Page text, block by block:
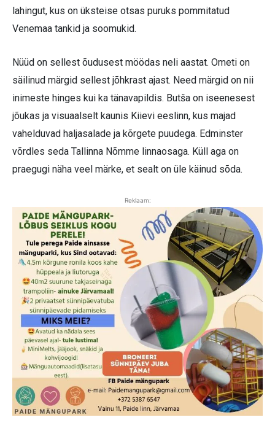
lahingut, kus on üksteise otsas puruks pommitatud
Venemaa tankid ja soomukid.
Nüüd on sellest õudusest möödas neli aastat. Ometi on
säilinud märgid sellest jõhkrast ajast. Need märgid on nii
inimeste hinges kui ka tänavapildis. Butša on iseenesest
jõukas ja visuaalselt kaunis Kiievi eeslinn, kus majad
vahelduvad haljasalade ja kõrgete puudega. Edminster
võrdles seda Tallinna Nõmme linnaosaga. Küll aga on
praegugi näha veel märke, et sealt on üle käinud sõda.
Reklaam: